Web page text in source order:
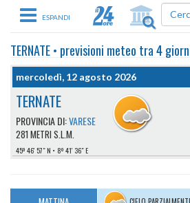
Toggle navigation
TERNATE• previsioni meteo tra 4
mercoledì, 12 agosto 2026
TERNATE
PROVINCIA DI:VARESE
281 METRI S.L.M.
45º 46′ 57″ N 8º 41′ 36″ E